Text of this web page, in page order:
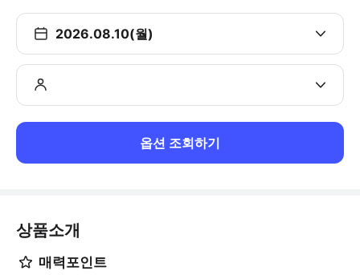
2026.08.10(월)
옵션 조회하기
상품소개
매력포인트